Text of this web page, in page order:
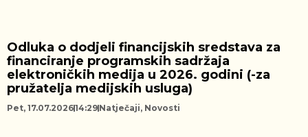
Odluka o dodjeli financijskih sredstava za
financiranje programskih sadržaja
elektroničkih medija u 2026. godini (-za
pružatelja medijskih usluga)
Pet, 17.07.202614:29 Natječaji, Novosti